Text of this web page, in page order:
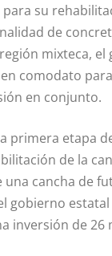
su
de
mixteca, el
comodato
en conjunto.
primera etapa
de la
cancha de
gobierno
inversión de 26